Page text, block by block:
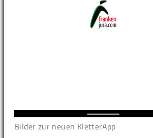
Bilder zur neuen KletterApp